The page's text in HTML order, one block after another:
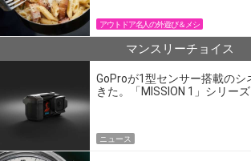
アウトドア名人の外遊び＆メシ
マンスリーチョイス
GoProが1型センサー搭載のシ
きた。「MISSION 1」シリー
ニュース